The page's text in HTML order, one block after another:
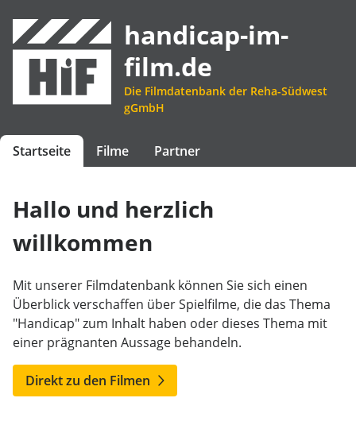
handicap-im-
film.de
Die Filmdatenbank der Reha-Südwest
gGmbH
Startseite Filme Partner
Hallo und herzlich
willkommen
Mit unserer Filmdatenbank können Sie sich einen
Überblick verschaffen über Spielfilme, die das Thema
"Handicap" zum Inhalt haben oder dieses Thema mit
einer prägnanten Aussage behandeln.
Direkt zu den Filmen